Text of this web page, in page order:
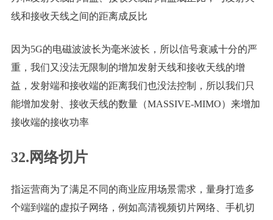
线和接收天线之间的距离成反比
因为5G的电磁波波长为毫米波长，所以信号衰减十分的严
重，我们又没法无限制的增加发射天线和接收天线的增
益，发射端和接收端的距离我们也没法控制，所以我们只
能增加发射、接收天线的数量（MASSIVE-MIMO）来增加
接收端的接收功率
32.网络切片
指运营商为了满足不同的商业应用场景需求，量身打造多
个端到端的虚拟子网络，例如高清视频切片网络、手机切